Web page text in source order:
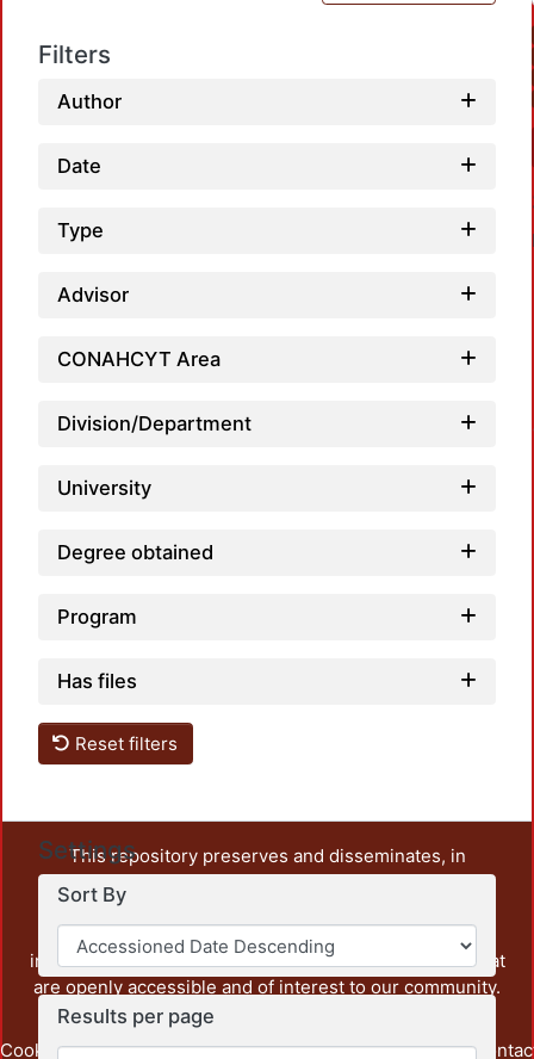
Filters
Author
Date
Type
Advisor
CONAHCYT Area
Division/Department
University
Degree obtained
Program
Has files
Reset filters
Settings
Sort By
Results per page
This repository preserves and disseminates, in
unrestricted open access, the teaching and research
output of UAM Azcapotzalco. It also includes some
administrative and graphic documents from the
institution, as well as content from other institutions that
are openly accessible and of interest to our community.
Cookie Privacy End User Send